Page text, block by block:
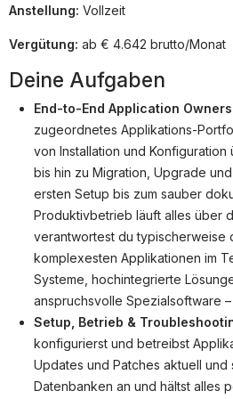
Anstellung: Vollzeit
Vergütung: ab € 4.642 brutto/Monat
Deine Aufgaben
End-to-End Application
zugeordnetes Applikations-
von Installation und
bis hin zu Migration, Upgrade
ersten Setup bis zum sauber
Produktivbetrieb läuft alles über
verantwortest du typischerweise
komplexesten Applikationen im
Systeme, hochintegrierte
anspruchsvolle Spezialsoftware
Setup, Betrieb &
konfigurierst und betreibst
Updates und Patches aktuell
Datenbanken an und hältst alles
Jobs
Jobkategorien
Berufsfelder
Für Unternehmen
Kandidaten finden
Inserat buchen
© informatikjobs.at 2026Impressum
Cookie-Einstellungen